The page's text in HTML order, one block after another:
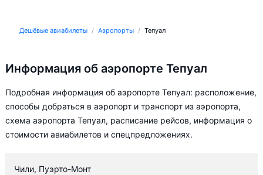
Дешёвые авиабилеты Аэропорты Тепуал
Информация об аэропорте Тепуал
Подробная информация об аэропорте Тепуал: расположение,
способы добраться в аэропорт и транспорт из аэропорта,
схема аэропорта Тепуал, расписание рейсов, информация о
стоимости авиабилетов и спецпредложениях.
Чили, Пуэрто-Монт